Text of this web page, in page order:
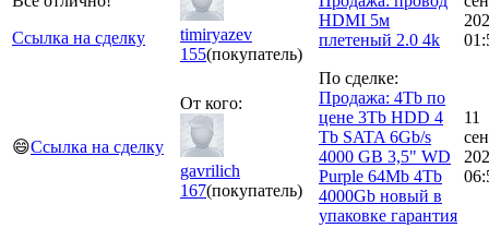
Ссылка на сделку
timiryazev
155(покупатель)
HDMI 5м
плетеный 2.0 4k
😄Ссылка на сделку
От кого:
gavrilich
167(покупатель)
По сделке:
Продажа: 4Tb по
цене 3Tb HDD 4
Tb SATA 6Gb/s
4000 GB 3,5" WD
Purple 64Mb 4Tb
4000Gb новый в
упаковке гарантия
11
сен